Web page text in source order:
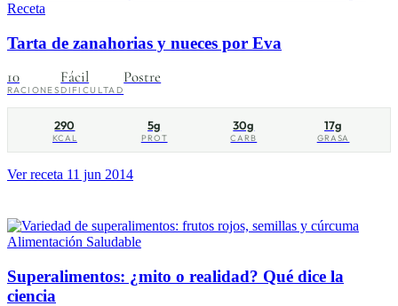
Receta
Tarta de zanahorias y nueces por Eva
10
RACIONES
Fácil
DIFICULTAD
Postre
290
KCAL
5g
PROT
30g
CARB
17g
GRASA
Ver receta 11 jun 2014
Alimentación Saludable
Superalimentos: ¿mito o realidad? Qué dice la
ciencia